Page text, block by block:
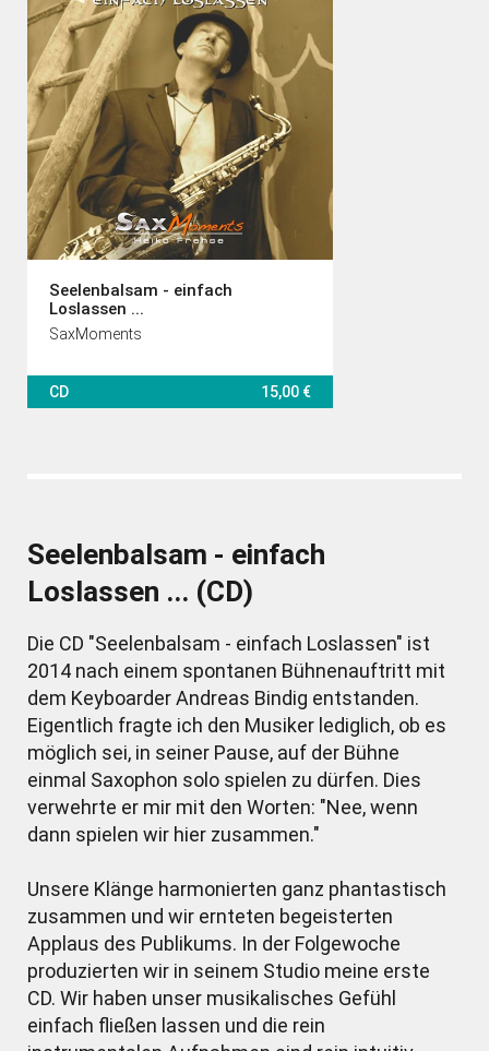
Seelenbalsam - einfach
Loslassen ...
SaxMoments
CD 15,00 €
Seelenbalsam - einfach
Loslassen ... (CD)
Die CD "Seelenbalsam - einfach Loslassen" ist
2014 nach einem spontanen Bühnenauftritt mit
dem Keyboarder Andreas Bindig entstanden.
Eigentlich fragte ich den Musiker lediglich, ob es
möglich sei, in seiner Pause, auf der Bühne
einmal Saxophon solo spielen zu dürfen. Dies
verwehrte er mir mit den Worten: "Nee, wenn
dann spielen wir hier zusammen."
Unsere Klänge harmonierten ganz phantastisch
zusammen und wir ernteten begeisterten
Applaus des Publikums. In der Folgewoche
produzierten wir in seinem Studio meine erste
CD. Wir haben unser musikalisches Gefühl
einfach fließen lassen und die rein